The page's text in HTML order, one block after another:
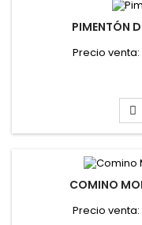
PIMENTÓN
Precio

COMINO
Precio